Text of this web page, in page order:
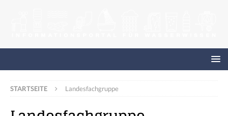
STARTSEITE Landesfachgruppe